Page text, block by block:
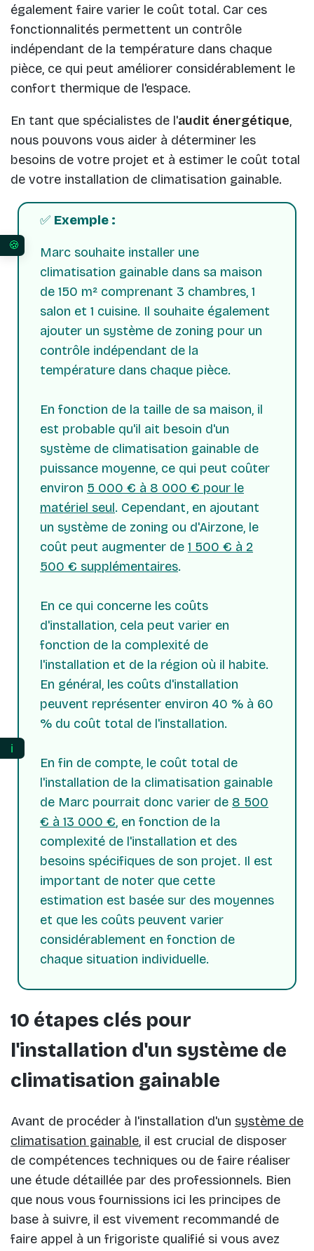
également faire varier le coût total. Car ces
fonctionnalités permettent un contrôle
indépendant de la température dans chaque
pièce, ce qui peut améliorer considérablement le
confort thermique de l'espace.
En tant que spécialistes de l'audit énergétique,
nous pouvons vous aider à déterminer les
besoins de votre projet et à estimer le coût total
de votre installation de climatisation gainable.
✅ Exemple :
Marc souhaite installer une
climatisation gainable dans sa maison
de 150 m² comprenant 3 chambres, 1
salon et 1 cuisine. Il souhaite également
ajouter un système de zoning pour un
contrôle indépendant de la
température dans chaque pièce.
En fonction de la taille de sa maison, il
est probable qu'il ait besoin d'un
système de climatisation gainable de
puissance moyenne, ce qui peut coûter
environ 5 000 € à 8 000 € pour le
matériel seul. Cependant, en ajoutant
un système de zoning ou d'Airzone, le
coût peut augmenter de 1 500 € à 2
500 € supplémentaires.
En ce qui concerne les coûts
d'installation, cela peut varier en
fonction de la complexité de
l'installation et de la région où il habite.
En général, les coûts d'installation
peuvent représenter environ 40 % à 60
% du coût total de l'installation.
En fin de compte, le coût total de
l'installation de la climatisation gainable
de Marc pourrait donc varier de 8 500
€ à 13 000 €, en fonction de la
complexité de l'installation et des
besoins spécifiques de son projet. Il est
important de noter que cette
estimation est basée sur des moyennes
et que les coûts peuvent varier
considérablement en fonction de
10 étapes clés pour
l'installation d'un système de
climatisation gainable
Avant de procéder à l'installation d'un système de
climatisation gainable, il est crucial de disposer
de compétences techniques ou de faire réaliser
une étude détaillée par des professionnels. Bien
que nous vous fournissions ici les principes de
base à suivre, il est vivement recommandé de
faire appel à un frigoriste qualifié si vous avez
Vos préférences en matière de consentement
ℹ️